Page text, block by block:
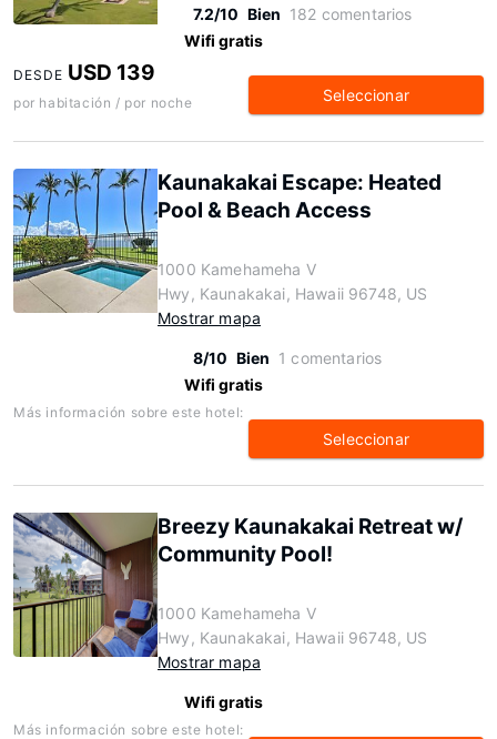
7.2/10 Bien 182 comentarios
Wifi gratis
DESDE USD 139
por habitación / por noche Seleccionar
Kaunakakai Escape: Heated
Pool & Beach Access
1000 Kamehameha V
Hwy, Kaunakakai, Hawaii 96748, US
Mostrar mapa
8/10 Bien 1 comentarios
Wifi gratis
Más información sobre este hotel:
Seleccionar
Breezy Kaunakakai Retreat w/
Community Pool!
1000 Kamehameha V
Hwy, Kaunakakai, Hawaii 96748, US
Mostrar mapa
Wifi gratis
Más información sobre este hotel: